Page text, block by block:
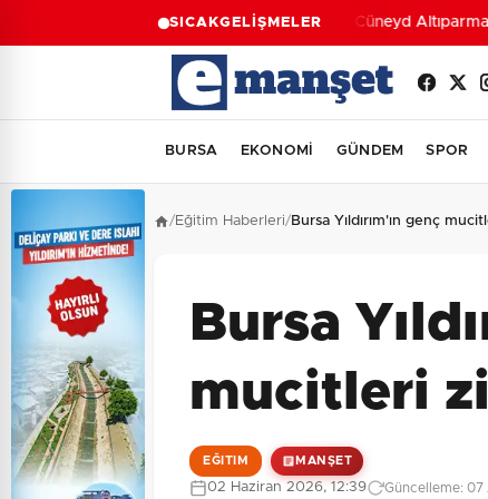
SICAKGELİŞMELERAv. Cüneyd
BURSA EKONOMİ GÜNDEM SPOR
/Eğitim Haberleri/Bursa Yıldırım'ın genç
Bursa
mucitleri
EĞITIM MANŞET
02 Haziran 2026, 12:39 Güncelleme: 07